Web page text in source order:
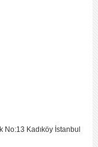
Kadıköy İstanbul